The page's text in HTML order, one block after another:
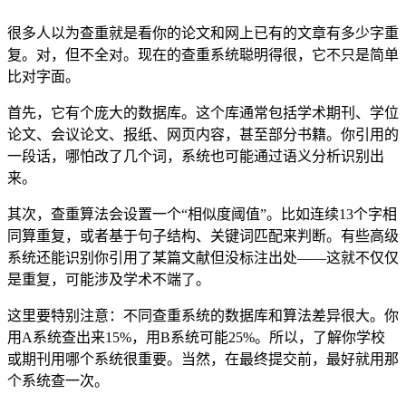
很多人以为查重就是看你的论文和网上已有的文章有多少字重
复。对，但不全对。现在的查重系统聪明得很，它不只是简单
比对字面。
首先，它有个庞大的数据库。这个库通常包括学术期刊、学位
论文、会议论文、报纸、网页内容，甚至部分书籍。你引用的
一段话，哪怕改了几个词，系统也可能通过语义分析识别出
来。
其次，查重算法会设置一个“相似度阈值”。比如连续13个字相
同算重复，或者基于句子结构、关键词匹配来判断。有些高级
系统还能识别你引用了某篇文献但没标注出处——这就不仅仅
是重复，可能涉及学术不端了。
这里要特别注意：不同查重系统的数据库和算法差异很大。你
用A系统查出来15%，用B系统可能25%。所以，了解你学校
或期刊用哪个系统很重要。当然，在最终提交前，最好就用那
个系统查一次。